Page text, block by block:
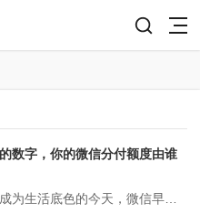
数字，你的微信分付额度由谁